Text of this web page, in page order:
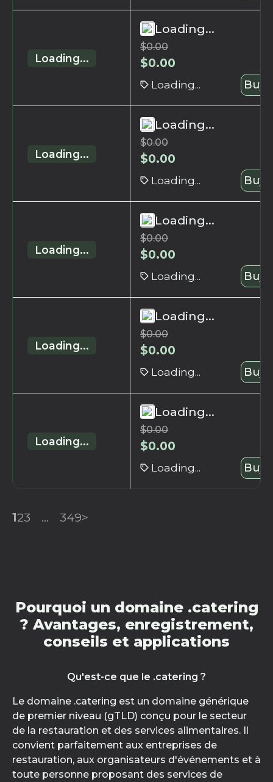
Loading...
Loading...
$0.00
$0.00
Loading... Buy
Loading...
Loading...
$0.00
$0.00
Loading... Buy
Loading...
Loading...
$0.00
$0.00
Loading... Buy
Loading...
Loading...
$0.00
$0.00
Loading... Buy
Loading...
Loading...
$0.00
$0.00
Loading... Buy
123 ... 349>
Pourquoi un domaine .catering
? Avantages, enregistrement,
conseils et applications
Qu'est-ce que le .catering ?
Le domaine .catering est un domaine générique
de premier niveau (gTLD) conçu pour le secteur
de la restauration et des services alimentaires. Il
convient parfaitement aux entreprises de
restauration, aux organisateurs d'événements et à
toute personne proposant des services de